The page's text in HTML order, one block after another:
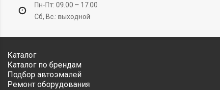
Пн-Пт: 09.00 – 17.00
Сб, Вс.: выходной
Каталог
Каталог по брендам
Подбор автоэмалей
Ремонт оборудования